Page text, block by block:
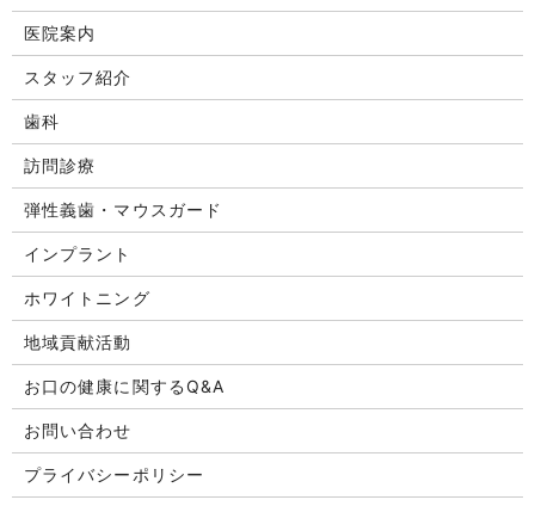
医院案内
スタッフ紹介
歯科
訪問診療
弾性義歯・マウスガード
インプラント
ホワイトニング
地域貢献活動
お口の健康に関するQ&A
お問い合わせ
プライバシーポリシー